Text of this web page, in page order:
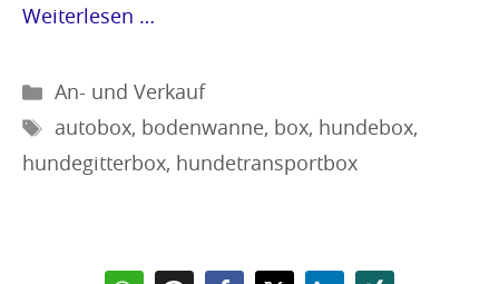
Weiterlesen …
Kategorien
An- und Verkauf
Schlagwörter
autobox, bodenwanne, box, hundebox,
hundegitterbox, hundetransportbox